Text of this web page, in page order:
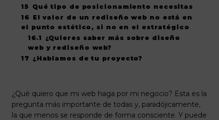
15 Qué tipo de posicionamiento necesitas
16 El valor de un rediseño web no está en
el punto estético, si no en el estratégico
16.1
¿Quieres saber más sobre diseño
web y rediseño web?
17 ¿Hablamos de tu proyecto?
¿Qué quiero que mi web haga por mi negocio? Esta es la
pregunta más importante de todas y, paradójicamente,
la que menos se responde de forma consciente. Y puede